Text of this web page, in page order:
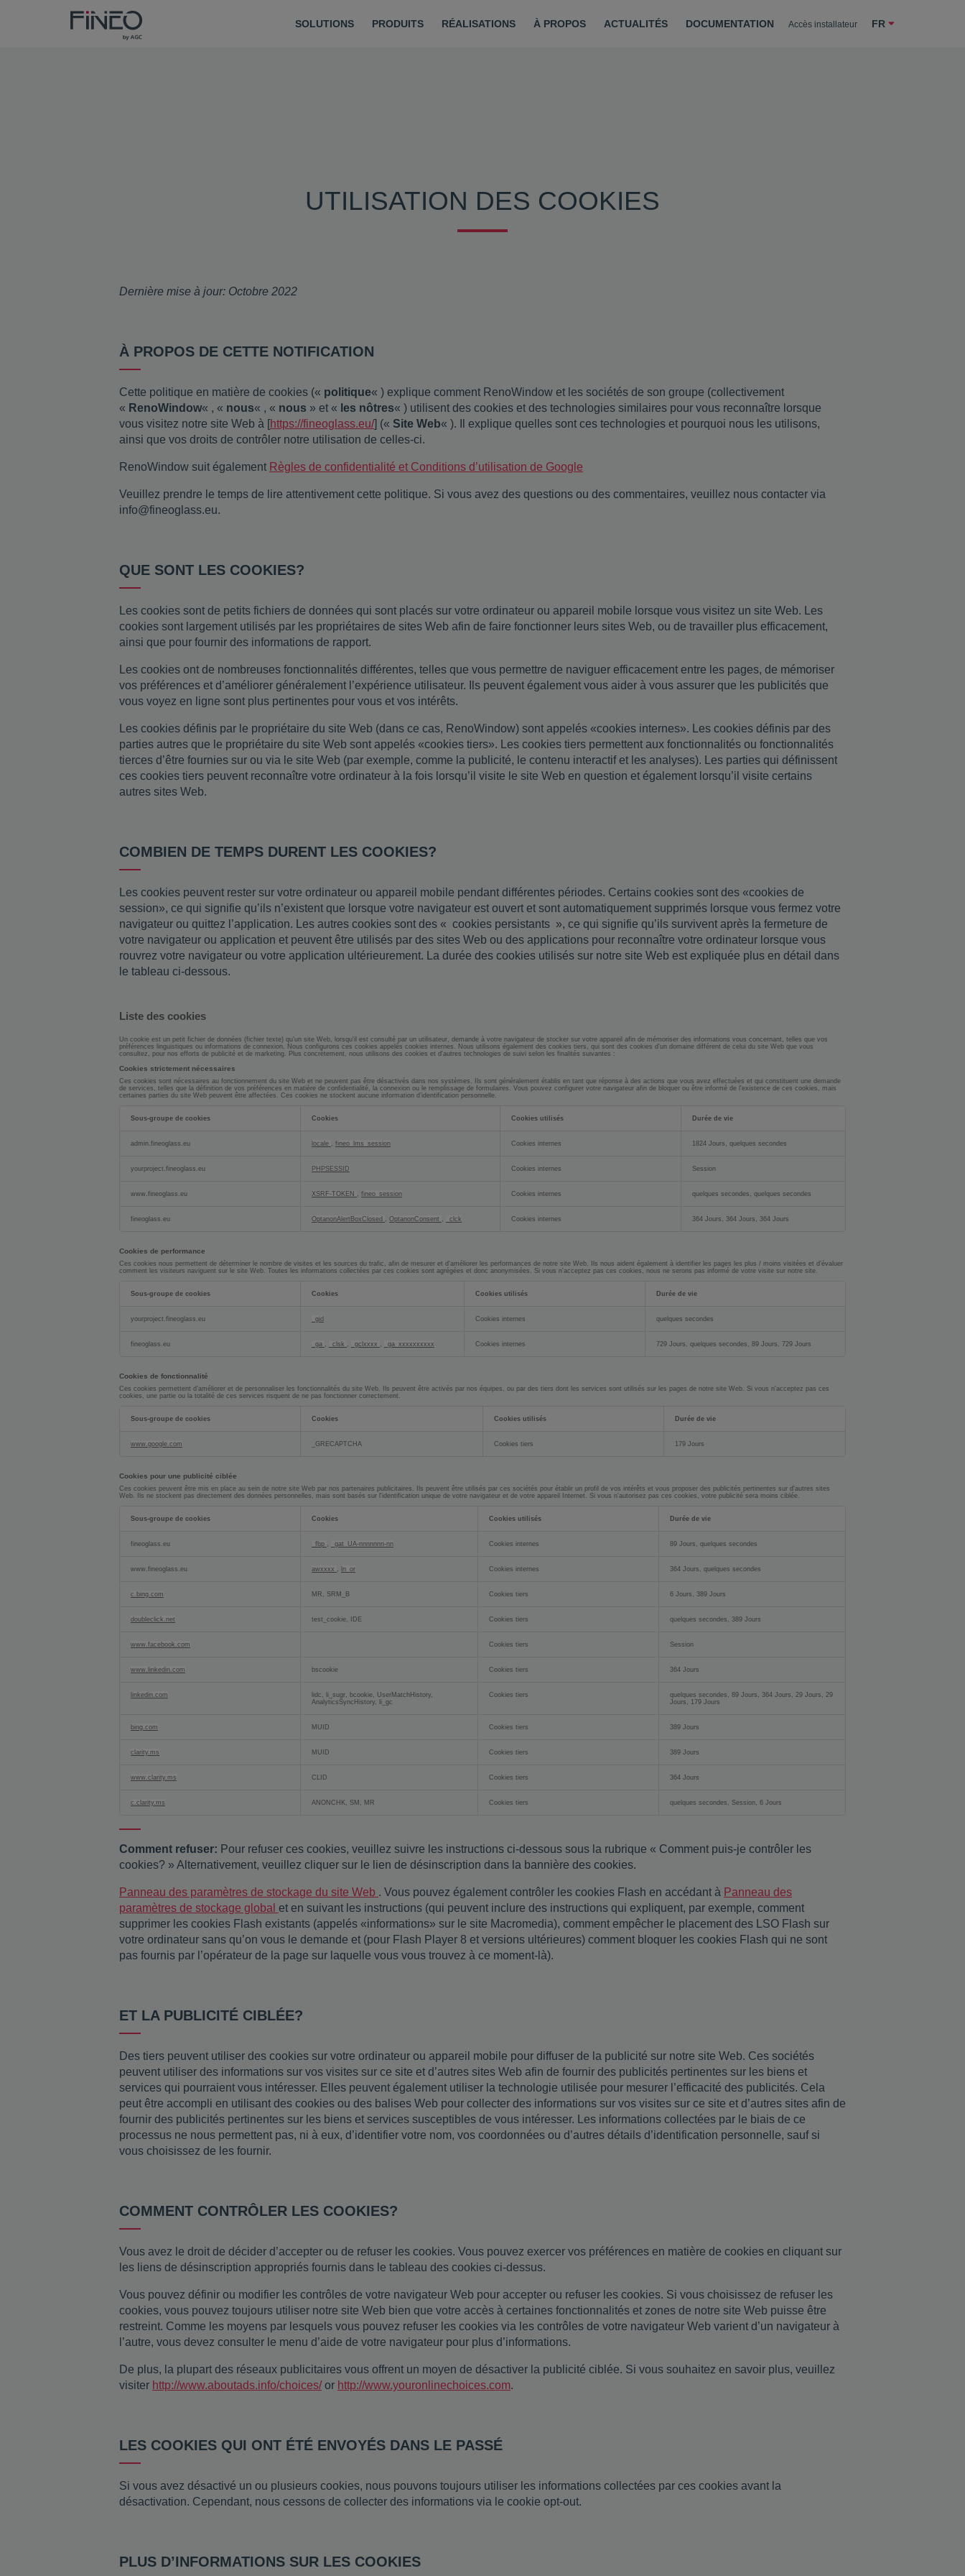
Accès installateur FR
SOLUTIONS PRODUITS RÉALISATIONS À PROPOS ACTUALITÉS DOCUMENTATION Demander un devis
UTILISATION DES COOKIES
Dernière mise à jour: Octobre 2022
À PROPOS DE CETTE NOTIFICATION
Cette politique en matière de cookies (« politique« ) explique comment RenoWindow et les sociétés de son groupe (collectivement
« RenoWindow« , « nous« , « nous » et « les nôtres« ) utilisent des cookies et des technologies similaires pour vous reconnaître lorsque
vous visitez notre site Web à [https://fineoglass.eu/] (« Site Web« ). Il explique quelles sont ces technologies et pourquoi nous les utilisons,
ainsi que vos droits de contrôler notre utilisation de celles-ci.
RenoWindow suit également Règles de confidentialité et Conditions d’utilisation de Google
Veuillez prendre le temps de lire attentivement cette politique. Si vous avez des questions ou des commentaires, veuillez nous contacter via
info@fineoglass.eu.
QUE SONT LES COOKIES?
Les cookies sont de petits fichiers de données qui sont placés sur votre ordinateur ou appareil mobile lorsque vous visitez un site Web. Les
cookies sont largement utilisés par les propriétaires de sites Web afin de faire fonctionner leurs sites Web, ou de travailler plus efficacement,
ainsi que pour fournir des informations de rapport.
Les cookies ont de nombreuses fonctionnalités différentes, telles que vous permettre de naviguer efficacement entre les pages, de mémoriser
vos préférences et d’améliorer généralement l’expérience utilisateur. Ils peuvent également vous aider à vous assurer que les publicités que
vous voyez en ligne sont plus pertinentes pour vous et vos intérêts.
Les cookies définis par le propriétaire du site Web (dans ce cas, RenoWindow) sont appelés «cookies internes». Les cookies définis par des
parties autres que le propriétaire du site Web sont appelés «cookies tiers». Les cookies tiers permettent aux fonctionnalités ou fonctionnalités
tierces d’être fournies sur ou via le site Web (par exemple, comme la publicité, le contenu interactif et les analyses). Les parties qui définissent
ces cookies tiers peuvent reconnaître votre ordinateur à la fois lorsqu’il visite le site Web en question et également lorsqu’il visite certains
autres sites Web.
COMBIEN DE TEMPS DURENT LES COOKIES?
Les cookies peuvent rester sur votre ordinateur ou appareil mobile pendant différentes périodes. Certains cookies sont des «cookies de
session», ce qui signifie qu’ils n’existent que lorsque votre navigateur est ouvert et sont automatiquement supprimés lorsque vous fermez votre
navigateur ou quittez l’application. Les autres cookies sont des « cookies persistants », ce qui signifie qu’ils survivent après la fermeture de
votre navigateur ou application et peuvent être utilisés par des sites Web ou des applications pour reconnaître votre ordinateur lorsque vous
rouvrez votre navigateur ou votre application ultérieurement. La durée des cookies utilisés sur notre site Web est expliquée plus en détail dans
le tableau ci-dessous.
Liste des cookies
Un cookie est un petit fichier de données (fichier texte) qu'un site Web, lorsqu'il est consulté par un utilisateur, demande à votre navigateur de stocker sur votre appareil afin de mémoriser des informations vous concernant, telles que vos
préférences linguistiques ou informations de connexion. Nous configurons ces cookies appelés cookies internes. Nous utilisons également des cookies tiers, qui sont des cookies d'un domaine différent de celui du site Web que vous
consultez, pour nos efforts de publicité et de marketing. Plus concrètement, nous utilisons des cookies et d'autres technologies de suivi selon les finalités suivantes :
Cookies strictement nécessaires
Ces cookies sont nécessaires au fonctionnement du site Web et ne peuvent pas être désactivés dans nos systèmes. Ils sont généralement établis en tant que réponse à des actions que vous avez effectuées et qui constituent une demande
de services, telles que la définition de vos préférences en matière de confidentialité, la connexion ou le remplissage de formulaires. Vous pouvez configurer votre navigateur afin de bloquer ou être informé de l'existence de ces cookies, mais
certaines parties du site Web peuvent être affectées. Ces cookies ne stockent aucune information d’identification personnelle.
strictement
Sous-groupe de cookies Cookies Cookies utilisés Durée de vie
admin.fineoglass.eu locale fineo_lms_session Cookies internes 1824 Jours, quelques secondes
yourproject.fineoglass.eu PHPSESSID Cookies internes Session
www.fineoglass.eu XSRF-TOKEN fineo_session Cookies internes quelques secondes, quelques secondes
fineoglass.eu OptanonAlertBoxClosed OptanonConsent _clck Cookies internes 364 Jours, 364 Jours, 364 Jours
Cookies de performance
Ces cookies nous permettent de déterminer le nombre de visites et les sources du trafic, afin de mesurer et d’améliorer les performances de notre site Web. Ils nous aident également à identifier les pages les plus / moins visitées et d’évaluer
comment les visiteurs naviguent sur le site Web. Toutes les informations collectées par ces cookies sont agrégées et donc anonymisées. Si vous n'acceptez pas ces cookies, nous ne serons pas informé de votre visite sur notre site.
Sous-groupe de cookies Cookies Cookies utilisés Durée de vie
yourproject.fineoglass.eu _gid Cookies internes quelques secondes
fineoglass.eu _ga _clsk _gclxxxx _ga_xxxxxxxxxx Cookies internes 729 Jours, quelques secondes, 89 Jours, 729 Jours
Cookies de fonctionnalité
Ces cookies permettent d’améliorer et de personnaliser les fonctionnalités du site Web. Ils peuvent être activés par nos équipes, ou par des tiers dont les services sont utilisés sur les pages de notre site Web. Si vous n'acceptez pas ces
cookies, une partie ou la totalité de ces services risquent de ne pas fonctionner correctement.
Sous-groupe de cookies Cookies Cookies utilisés Durée de vie
www.google.com _GRECAPTCHA Cookies tiers 179 Jours
Cookies pour une publicité ciblée
Ces cookies peuvent être mis en place au sein de notre site Web par nos partenaires publicitaires. Ils peuvent être utilisés par ces sociétés pour établir un profil de vos intérêts et vous proposer des publicités pertinentes sur d'autres sites
Web. Ils ne stockent pas directement des données personnelles, mais sont basés sur l'identification unique de votre navigateur et de votre appareil Internet. Si vous n'autorisez pas ces cookies, votre publicité sera moins ciblée.
pour
ciblée
Sous-groupe de cookies Cookies Cookies utilisés Durée de vie
fineoglass.eu _fbp _gat_UA-nnnnnnn-nn Cookies internes 89 Jours, quelques secondes
www.fineoglass.eu awxxxx ln_or Cookies internes 364 Jours, quelques secondes
c.bing.com MR, SRM_B Cookies tiers 6 Jours, 389 Jours
doubleclick.net test_cookie, IDE Cookies tiers quelques secondes, 389 Jours
www.facebook.com Cookies tiers Session
www.linkedin.com bscookie Cookies tiers 364 Jours
linkedin.com
lidc, li_sugr, bcookie, UserMatchHistory,
AnalyticsSyncHistory, li_gc
Cookies tiers
quelques secondes, 89 Jours, 364 Jours, 29 Jours, 29
Jours, 179 Jours
bing.com MUID Cookies tiers 389 Jours
clarity.ms MUID Cookies tiers 389 Jours
www.clarity.ms CLID Cookies tiers 364 Jours
c.clarity.ms ANONCHK, SM, MR Cookies tiers quelques secondes, Session, 6 Jours
Comment refuser: Pour refuser ces cookies, veuillez suivre les instructions ci-dessous sous la rubrique « Comment puis-je contrôler les
cookies? » Alternativement, veuillez cliquer sur le lien de désinscription dans la bannière des cookies.
Panneau des paramètres de stockage du site Web . Vous pouvez également contrôler les cookies Flash en accédant à Panneau des
paramètres de stockage global et en suivant les instructions (qui peuvent inclure des instructions qui expliquent, par exemple, comment
supprimer les cookies Flash existants (appelés «informations» sur le site Macromedia), comment empêcher le placement des LSO Flash sur
votre ordinateur sans qu’on vous le demande et (pour Flash Player 8 et versions ultérieures) comment bloquer les cookies Flash qui ne sont
pas fournis par l’opérateur de la page sur laquelle vous vous trouvez à ce moment-là).
ET LA PUBLICITÉ CIBLÉE?
Des tiers peuvent utiliser des cookies sur votre ordinateur ou appareil mobile pour diffuser de la publicité sur notre site Web. Ces sociétés
peuvent utiliser des informations sur vos visites sur ce site et d’autres sites Web afin de fournir des publicités pertinentes sur les biens et
services qui pourraient vous intéresser. Elles peuvent également utiliser la technologie utilisée pour mesurer l’efficacité des publicités. Cela
peut être accompli en utilisant des cookies ou des balises Web pour collecter des informations sur vos visites sur ce site et d’autres sites afin de
fournir des publicités pertinentes sur les biens et services susceptibles de vous intéresser. Les informations collectées par le biais de ce
processus ne nous permettent pas, ni à eux, d’identifier votre nom, vos coordonnées ou d’autres détails d’identification personnelle, sauf si
vous choisissez de les fournir.
COMMENT CONTRÔLER LES COOKIES?
Vous avez le droit de décider d’accepter ou de refuser les cookies. Vous pouvez exercer vos préférences en matière de cookies en cliquant sur
les liens de désinscription appropriés fournis dans le tableau des cookies ci-dessus.
Vous pouvez définir ou modifier les contrôles de votre navigateur Web pour accepter ou refuser les cookies. Si vous choisissez de refuser les
cookies, vous pouvez toujours utiliser notre site Web bien que votre accès à certaines fonctionnalités et zones de notre site Web puisse être
restreint. Comme les moyens par lesquels vous pouvez refuser les cookies via les contrôles de votre navigateur Web varient d’un navigateur à
l’autre, vous devez consulter le menu d’aide de votre navigateur pour plus d’informations.
De plus, la plupart des réseaux publicitaires vous offrent un moyen de désactiver la publicité ciblée. Si vous souhaitez en savoir plus, veuillez
visiter http://www.aboutads.info/choices/or http://www.youronlinechoices.com.
LES COOKIES QUI ONT ÉTÉ ENVOYÉS DANS LE PASSÉ
Si vous avez désactivé un ou plusieurs cookies, nous pouvons toujours utiliser les informations collectées par ces cookies avant la
désactivation. Cependant, nous cessons de collecter des informations via le cookie opt-out.
PLUS D’INFORMATIONS SUR LES COOKIES